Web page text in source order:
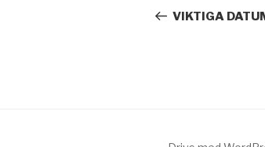
inlägg
VIKTIGA